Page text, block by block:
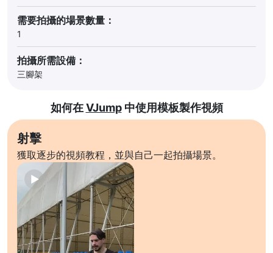
需要拍攝的場景數量：
1
拍攝所需設備：
三腳架
如何在VJump中使用模板製作視頻
射擊
獲取逐步的視頻教程，並與自己一起拍攝場景。